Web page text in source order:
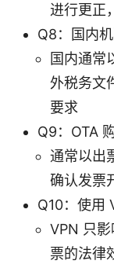
进行更正
Q8：国内
国内通常
外税务文
要求
Q9：OTA
通常以出
确认发票
Q10：使用
VPN 只
票的法律